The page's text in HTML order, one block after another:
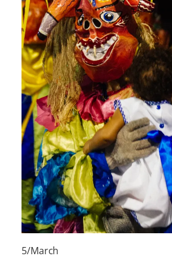
5/March